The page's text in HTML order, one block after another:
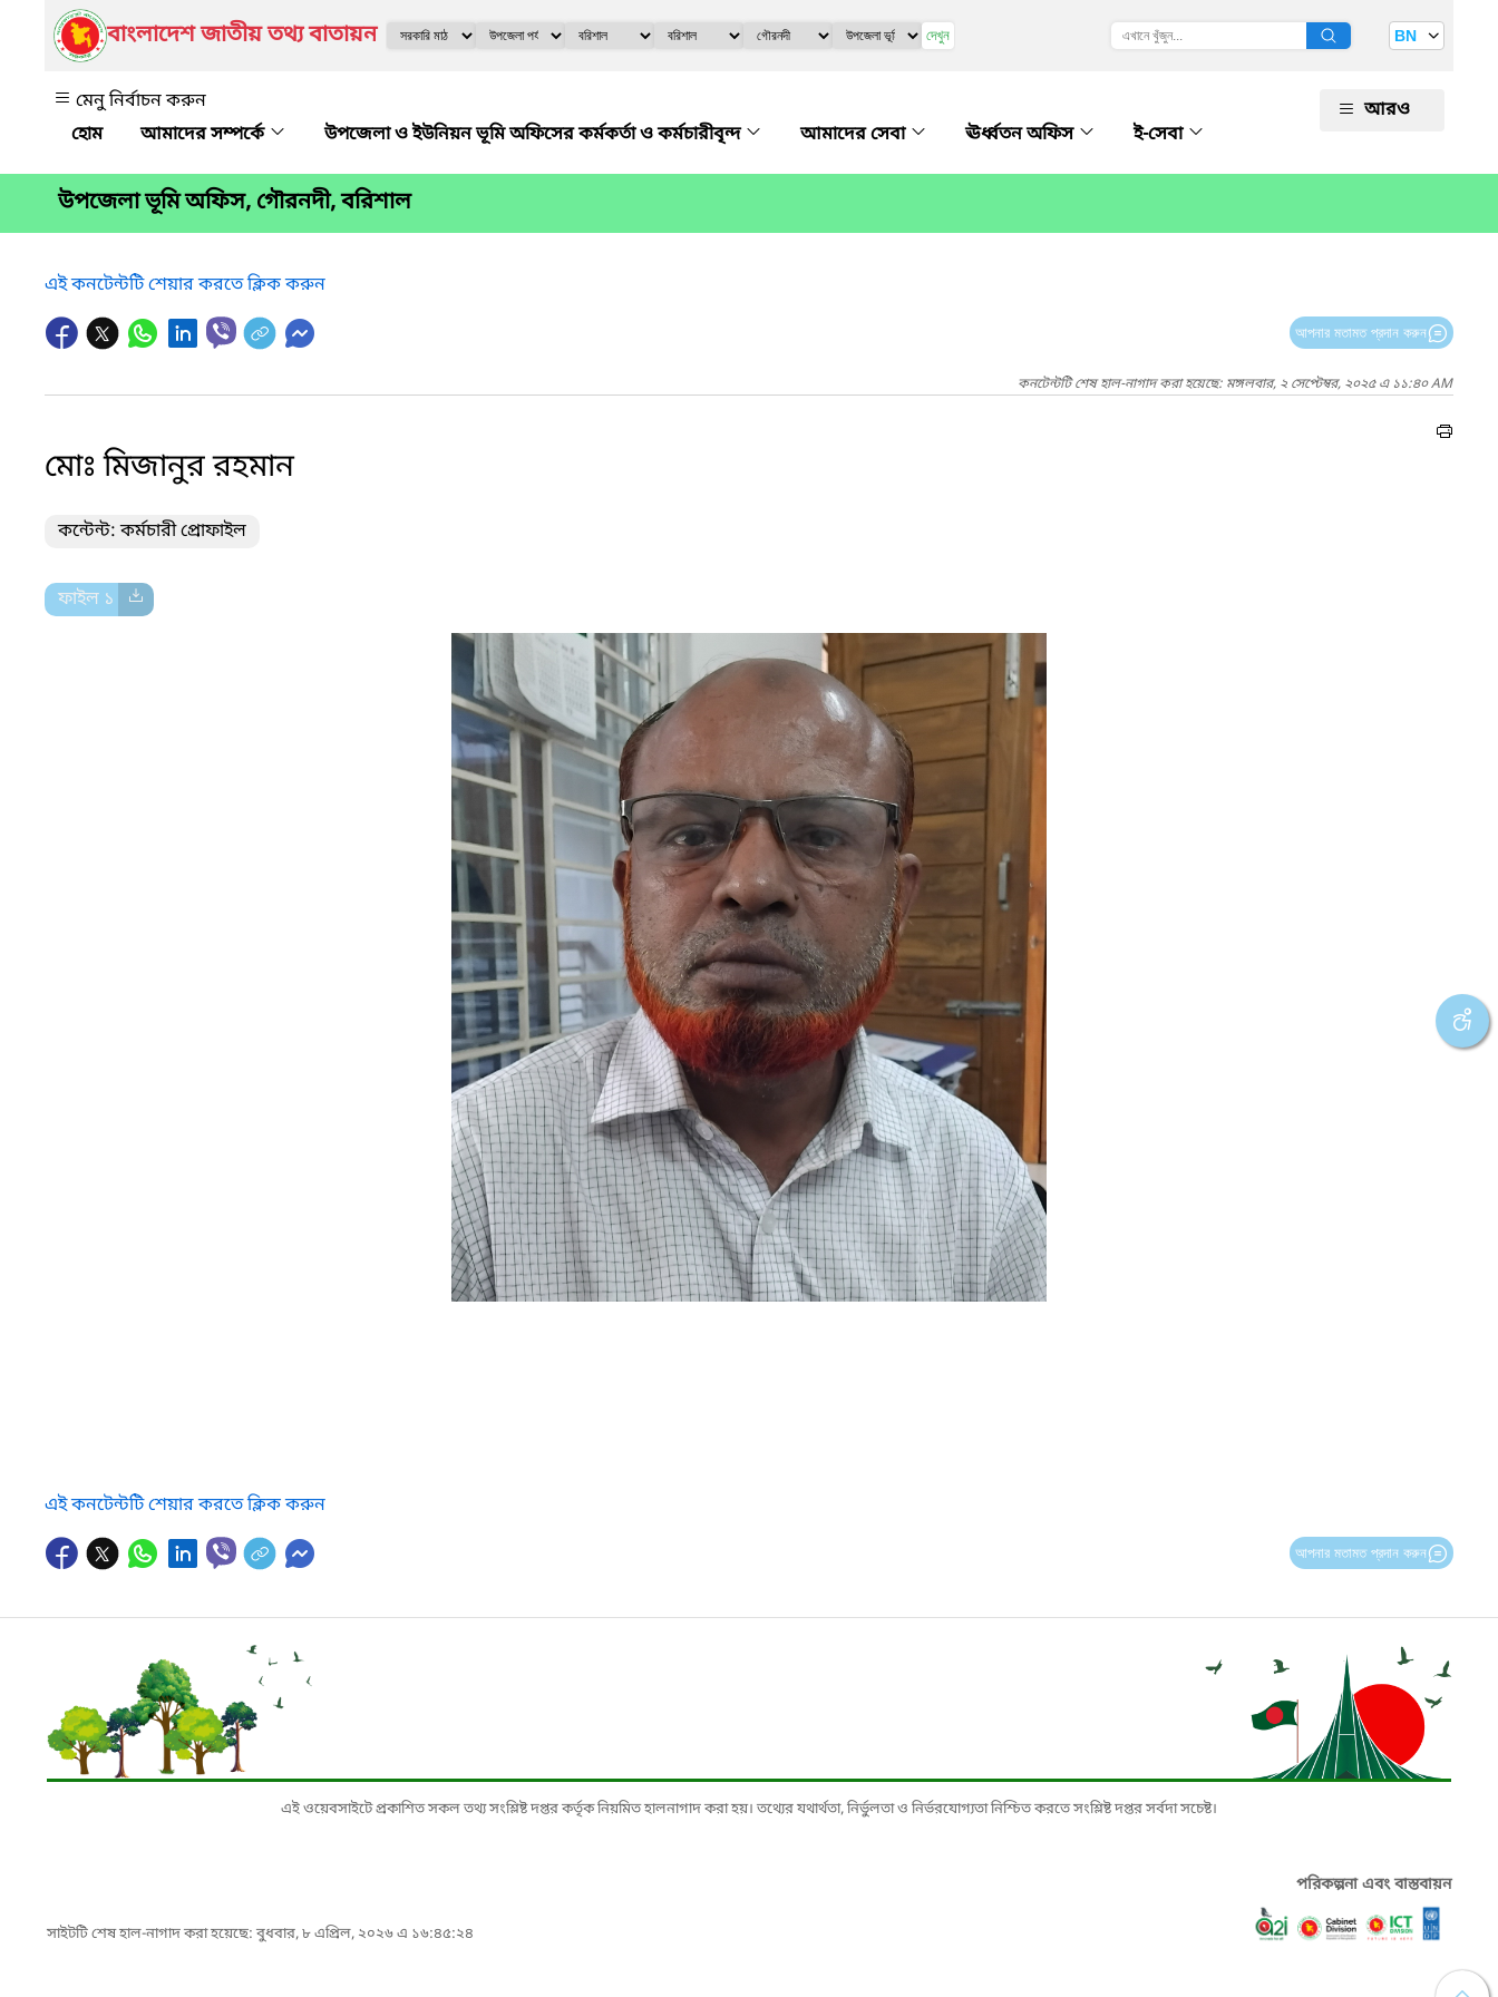
বাংলাদেশ জাতীয় তথ্য বাতায়ন দেখুন BN
মেনু নির্বাচন করুন
আমাদের সম্পর্কে
উপজেলা ও ইউনিয়ন ভূমি অফিসের কর্মকর্তা ও কর্মচারীবৃন্দ আমাদের সেবা ঊর্ধ্বতন অফিস ই-সেবা
আরও
উপজেলা ভূমি অফিস, গৌরনদী, বরিশাল
এই কনটেন্টটি শেয়ার করতে ক্লিক করুন
আপনার মতামত প্রদান করুন
কনটেন্টটি শেষ হাল-নাগাদ করা হয়েছে: মঙ্গলবার, ২ সেপ্টেম্বর, ২০২৫ এ ১১:৪০ AM
মোঃ মিজানুর রহমান
কন্টেন্ট: কর্মচারী প্রোফাইল
ফাইল ১
এই কনটেন্টটি শেয়ার করতে ক্লিক করুন
আপনার মতামত প্রদান করুন
এই ওয়েবসাইটে প্রকাশিত সকল তথ্য সংশ্লিষ্ট দপ্তর কর্তৃক নিয়মিত হালনাগাদ করা হয়। তথ্যের যথার্থতা, নির্ভুলতা ও নির্ভরযোগ্যতা নিশ্চিত করতে সংশ্লিষ্ট দপ্তর সর্বদা সচেষ্ট।
সাইটটি শেষ হাল-নাগাদ করা হয়েছে: বুধবার, ৮ এপ্রিল, ২০২৬ এ ১৬:৪৫:২৪
পরিকল্পনা এবং বাস্তবায়ন